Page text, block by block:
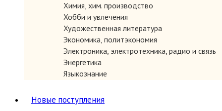
Химия, хим. производство
Хобби и увлечения
Художественная литература
Экономика, политэкономия
Электроника, электротехника, радио и связь
Энергетика
Языкознание
Новые поступления